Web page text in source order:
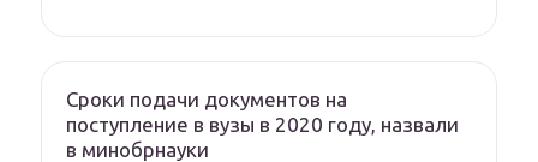
Сроки подачи документов на
поступление в вузы в 2020 году, назвали
в минобрнауки